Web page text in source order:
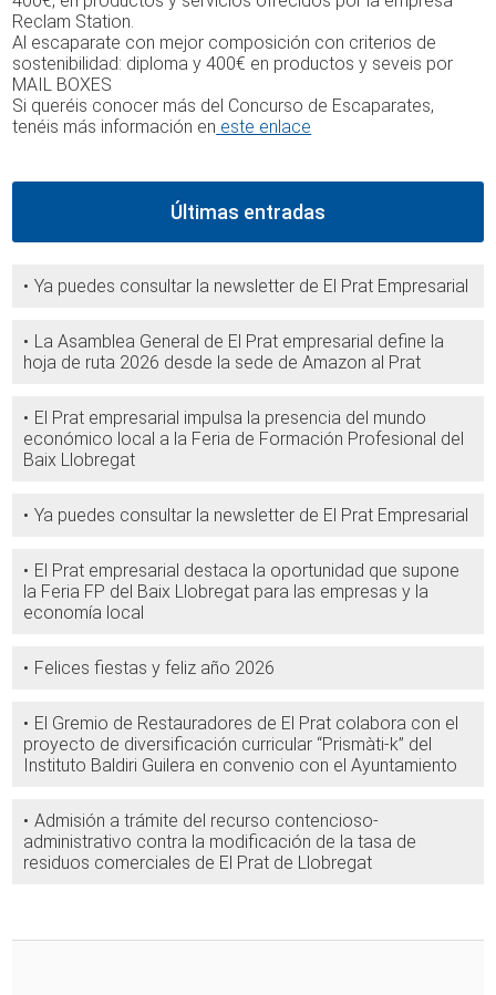
Reclam Station.
Al escaparate con mejor composición con criterios de
sostenibilidad: diploma y 400€ en productos y seveis por
MAIL BOXES
Si queréis conocer más del Concurso de Escaparates,
tenéis más información en este enlace
Últimas entradas
Ya puedes consultar la newsletter de El Prat Empresarial
La Asamblea General de El Prat empresarial define la
hoja de ruta 2026 desde la sede de Amazon al Prat
El Prat empresarial impulsa la presencia del mundo
económico local a la Feria de Formación Profesional del
Baix Llobregat
Ya puedes consultar la newsletter de El Prat Empresarial
El Prat empresarial destaca la oportunidad que supone
la Feria FP del Baix Llobregat para las empresas y la
economía local
Felices fiestas y feliz año 2026
El Gremio de Restauradores de El Prat colabora con el
proyecto de diversificación curricular “Prismàti-k” del
Instituto Baldiri Guilera en convenio con el Ayuntamiento
Admisión a trámite del recurso contencioso-
administrativo contra la modificación de la tasa de
residuos comerciales de El Prat de Llobregat